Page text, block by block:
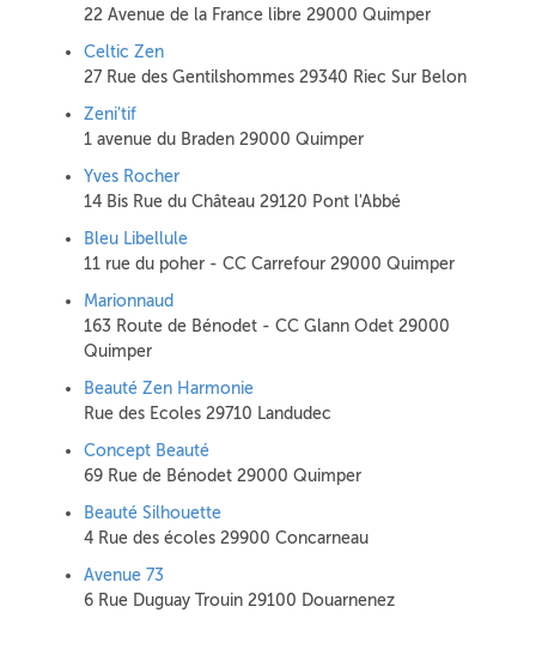
22 Avenue de la France libre 29000 Quimper
Celtic Zen
27 Rue des Gentilshommes 29340 Riec Sur Belon
Zeni'tif
1 avenue du Braden 29000 Quimper
Yves Rocher
14 Bis Rue du Château 29120 Pont l'Abbé
Bleu Libellule
11 rue du poher - CC Carrefour 29000 Quimper
Marionnaud
163 Route de Bénodet - CC Glann Odet 29000
Quimper
Beauté Zen Harmonie
Rue des Ecoles 29710 Landudec
Concept Beauté
69 Rue de Bénodet 29000 Quimper
Beauté Silhouette
4 Rue des écoles 29900 Concarneau
Avenue 73
6 Rue Duguay Trouin 29100 Douarnenez